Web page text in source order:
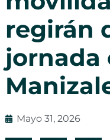
regirán
jornada
Mayo 31, 2026